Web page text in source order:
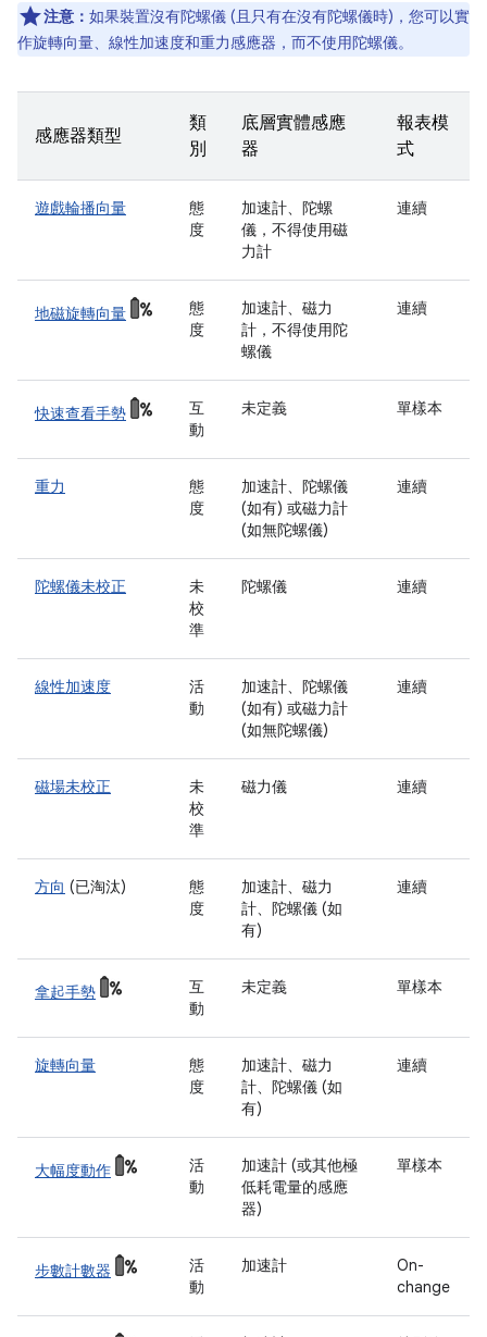
注意： 如果裝置沒有陀螺儀 (且只有在沒有陀螺儀時)，您可以實
作旋轉向量、線性加速度和重力感應器，而不使用陀螺儀。
感應器類型
類
別
底層實體感應
器
報表模
式
遊戲輪播向量
態
度
加速計、陀螺
儀，不得使用磁
力計
連續
地磁旋轉向量
態
度
加速計、磁力
計，不得使用陀
螺儀
連續
快速查看手勢
互
動
未定義 單樣本
重力
態
度
加速計、陀螺儀
(如有) 或磁力計
(如無陀螺儀)
連續
陀螺儀未校正
未
校
準
陀螺儀 連續
線性加速度
活
動
加速計、陀螺儀
(如有) 或磁力計
(如無陀螺儀)
連續
磁場未校正
未
校
準
磁力儀 連續
方向 (已淘汰)
態
度
加速計、磁力
計、陀螺儀 (如
有)
連續
拿起手勢
互
動
未定義 單樣本
旋轉向量
態
度
加速計、磁力
計、陀螺儀 (如
有)
連續
大幅度動作
活
動
加速計 (或其他極
低耗電量的感應
器)
單樣本
步數計數器
活
動
加速計
On-
change